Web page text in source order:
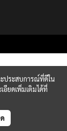
ประสบการณ์ที่ดีใน
อียดเพิ่มเติมได้ที่